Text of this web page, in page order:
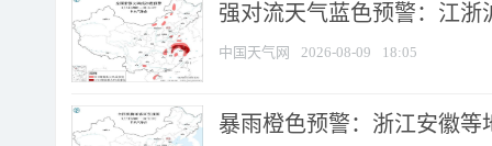
强对流天气蓝色预警：江浙
中国天气网 2026-08-09 18:05
暴雨橙色预警：浙江安徽等